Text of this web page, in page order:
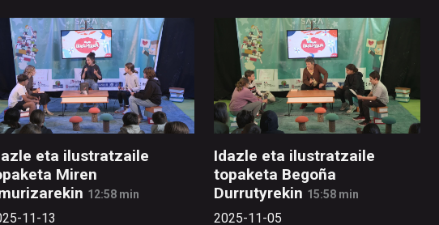
eta ilustratzaile
Miren
12:58 min
11-13
Idazle eta ilustratzaile
topaketa Begoña
Durrutyrekin 15:58 min
2025-11-05